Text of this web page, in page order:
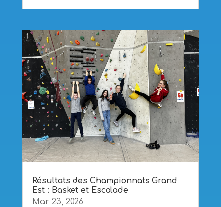
Résultats des Championnats Grand
Est : Basket et Escalade
Mar 23, 2026